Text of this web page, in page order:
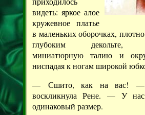
видеть: яркое алое
кружевное платье
в маленьких оборочках,
глубоким декольте,
миниатюрную талию и
ниспадая к ногам широкой
— Сшито, как на вас! —
воскликнула Рене. — У нас
одинаковый размер.